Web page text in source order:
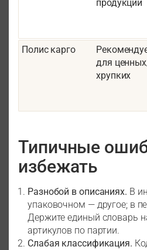
продукции
Полис карго
для
хрупких
Типичные
избежать
Разнобой в описаниях. В
упаковочном — другое; в
Держите единый словарь
артикулов по партии.
Слабая классификация.